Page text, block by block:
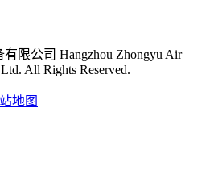
限公司 Hangzhou Zhongyu Air
All Rights Reserved.
地图